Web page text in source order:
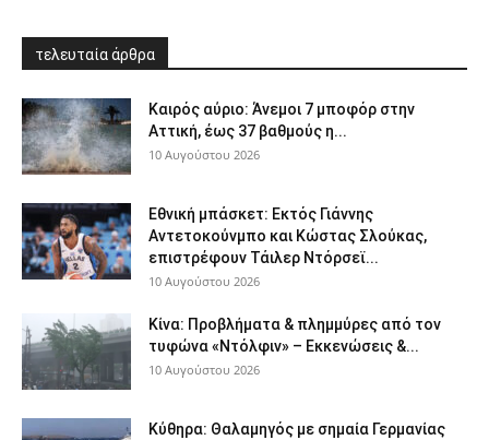
τελευταία άρθρα
Καιρός αύριο: Άνεμοι 7 μποφόρ στην
Αττική, έως 37 βαθμούς η...
10 Αυγούστου 2026
Εθνική μπάσκετ: Εκτός Γιάννης
Αντετοκούνμπο και Κώστας Σλούκας,
επιστρέφουν Τάιλερ Ντόρσεϊ...
10 Αυγούστου 2026
Κίνα: Προβλήματα & πλημμύρες από τον
τυφώνα «Ντόλφιν» – Εκκενώσεις &...
10 Αυγούστου 2026
Κύθηρα: Θαλαμηγός με σημαία Γερμανίας